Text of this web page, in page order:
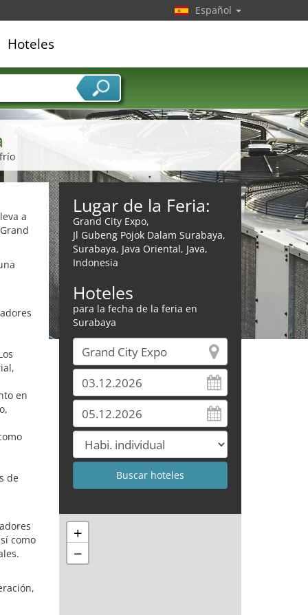
a
en
de
como
Lugar de la Feria:
Grand City Expo,
Jl Gubeng Pojok Dalam Surabaya,
Surabaya, Java Oriental, Java,
Indonesia
Hoteles
para la fecha de la feria en
Surabaya
+
−
Español
Hoteles
de servicios